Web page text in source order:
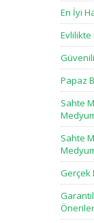
En İyi
Evlilikte
Papaz
Sahte
Sahte
Gerçek